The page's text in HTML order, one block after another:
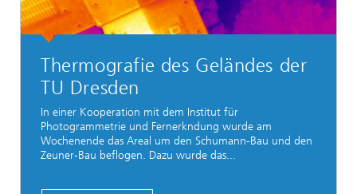
Thermografie des Geländes der
TU Dresden
In einer Kooperation mit dem Institut für
Photogrammetrie und Fernerkndung wurde am
Wochenende das Areal um den Schumann-Bau und den
Zeuner-Bau beflogen. Dazu wurde das...